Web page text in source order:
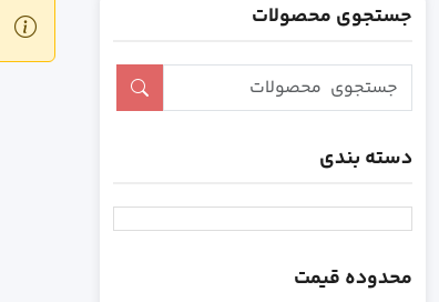
جستجوی محصولات
دسته بندی
محدوده قیمت